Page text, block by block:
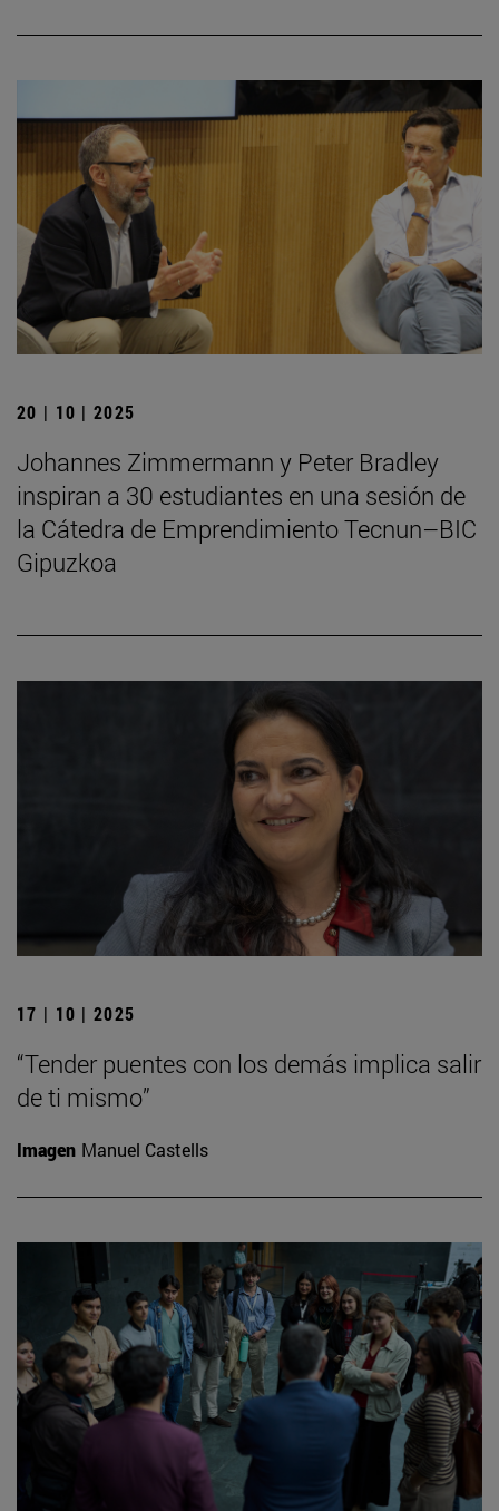
20 | 10 | 2025
Johannes Zimmermann y Peter Bradley
inspiran a 30 estudiantes en una sesión de
la Cátedra de Emprendimiento Tecnun–BIC
Gipuzkoa
17 | 10 | 2025
“Tender puentes con los demás implica salir
de ti mismo”
Imagen Manuel Castells